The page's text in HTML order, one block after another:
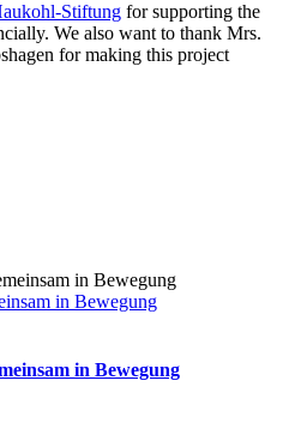
Stiftung for supporting the
We also want to thank Mrs.
for making this project
in Bewegung
in Bewegung